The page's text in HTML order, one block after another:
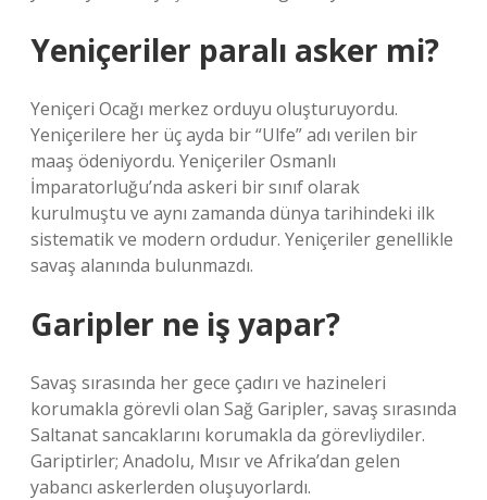
Yeniçeriler paralı asker mi?
Yeniçeri Ocağı merkez orduyu oluşturuyordu.
Yeniçerilere her üç ayda bir “Ulfe” adı verilen bir
maaş ödeniyordu. Yeniçeriler Osmanlı
İmparatorluğu’nda askeri bir sınıf olarak
kurulmuştu ve aynı zamanda dünya tarihindeki ilk
sistematik ve modern ordudur. Yeniçeriler genellikle
savaş alanında bulunmazdı.
Garipler ne iş yapar?
Savaş sırasında her gece çadırı ve hazineleri
korumakla görevli olan Sağ Garipler, savaş sırasında
Saltanat sancaklarını korumakla da görevliydiler.
Gariptirler; Anadolu, Mısır ve Afrika’dan gelen
yabancı askerlerden oluşuyorlardı.